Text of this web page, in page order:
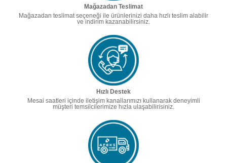
Mağazadan Teslimat
Mağazadan teslimat seçeneği ile ürünlerinizi daha hızlı teslim alabilir
ve indirim kazanabilirsiniz.
Hızlı Destek
Mesai saatleri içinde iletişim kanallarımızı kullanarak deneyimli
müşteri temsilcilerimize hızla ulaşabilirisiniz.